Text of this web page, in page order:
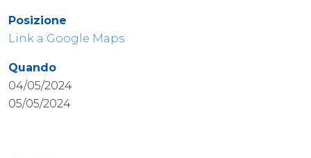
Posizione
Link a Google Maps
Quando
04/05/2024
05/05/2024